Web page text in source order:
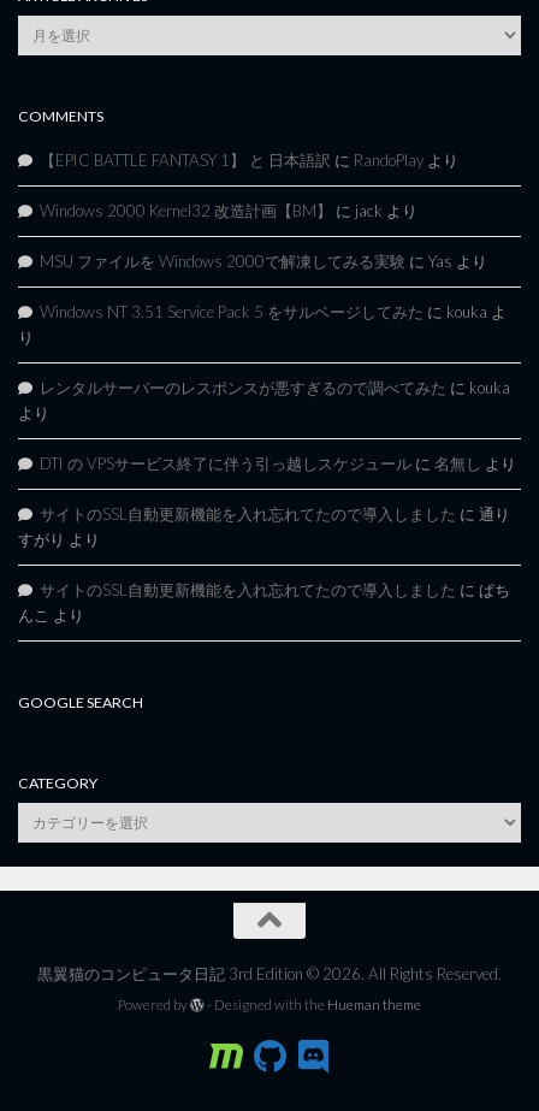
Article
Archives
COMMENTS
【EPIC BATTLE FANTASY 1】 と 日本語訳 に RandoPlay より
Windows 2000 Kernel32 改造計画【BM】 に jack より
MSU ファイルを Windows 2000で解凍してみる実験 に Yas より
Windows NT 3.51 Service Pack 5 をサルベージしてみた に kouka よ
り
レンタルサーバーのレスポンスが悪すぎるので調べてみた に kouka
より
DTI の VPSサービス終了に伴う引っ越しスケジュール に 名無し より
サイトのSSL自動更新機能を入れ忘れてたので導入しました に 通り
すがり より
サイトのSSL自動更新機能を入れ忘れてたので導入しました に ぱち
んこ より
GOOGLE SEARCH
CATEGORY
category
黒翼猫のコンピュータ日記 3rd Edition © 2026. All Rights Reserved.
Powered by - Designed with the Hueman theme